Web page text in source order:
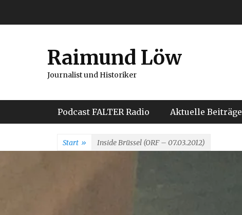
Raimund Löw
Journalist und Historiker
Hauptmenü
Podcast FALTER Radio Aktuelle Beiträge
Start » Inside Brüssel (ORF – 07.03.2012)